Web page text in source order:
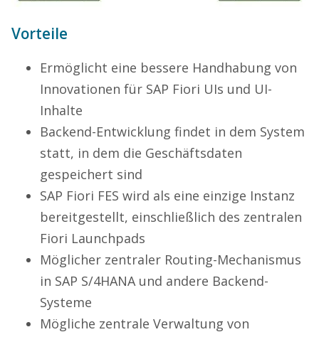
Vorteile
Ermöglicht eine bessere Handhabung von
Innovationen für SAP Fiori UIs und UI-
Inhalte
Backend-Entwicklung findet in dem System
statt, in dem die Geschäftsdaten
gespeichert sind
SAP Fiori FES wird als eine einzige Instanz
bereitgestellt, einschließlich des zentralen
Fiori Launchpads
Möglicher zentraler Routing-Mechanismus
in SAP S/4HANA und andere Backend-
Systeme
Mögliche zentrale Verwaltung von